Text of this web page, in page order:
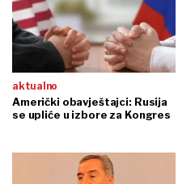
aktualno
Američki obavještajci: Rusija
se upliće u izbore za Kongres